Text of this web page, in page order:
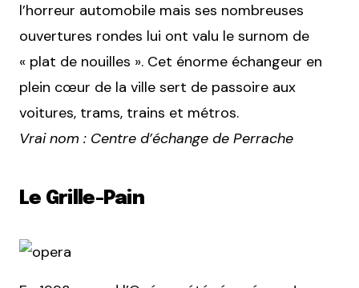
l’horreur automobile mais ses nombreuses
ouvertures rondes lui ont valu le surnom de
« plat de nouilles ». Cet énorme échangeur en
plein cœur de la ville sert de passoire aux
voitures, trams, trains et métros.
Vrai nom : Centre d’échange de Perrache
Le Grille-Pain